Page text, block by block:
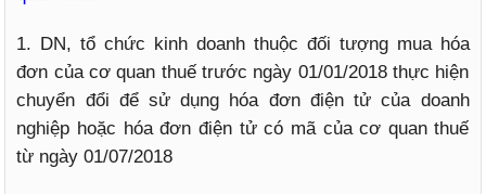
1. DN, tổ chức kinh doanh thuộc đối tượng mua hóa
đơn của cơ quan thuế trước ngày 01/01/2018 thực hiện
chuyển đổi để sử dụng hóa đơn điện tử của doanh
nghiệp hoặc hóa đơn điện tử có mã của cơ quan thuế
từ ngày 01/07/2018